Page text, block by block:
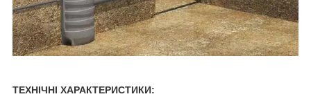
ТЕХНІЧНІ ХАРАКТЕРИСТИКИ: